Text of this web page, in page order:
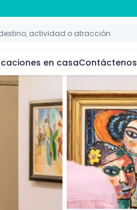
en casaContáctenos